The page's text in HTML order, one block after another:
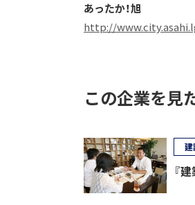
あったか！旭
http://
この企業を見
『
建